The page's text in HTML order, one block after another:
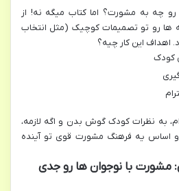
چه به مشورت؟ اما کتاب میگه نه! از
ها رو تو تصمیمات کوچیک (مثل انتخاب
اهداف این کار چیه؟
کودک
به نظرات کودک گوش بدن و اگه لازمه،
و اساس یه فرهنگ مشورت قوی تو آینده
مشورت با نوجوان ها رو جدی